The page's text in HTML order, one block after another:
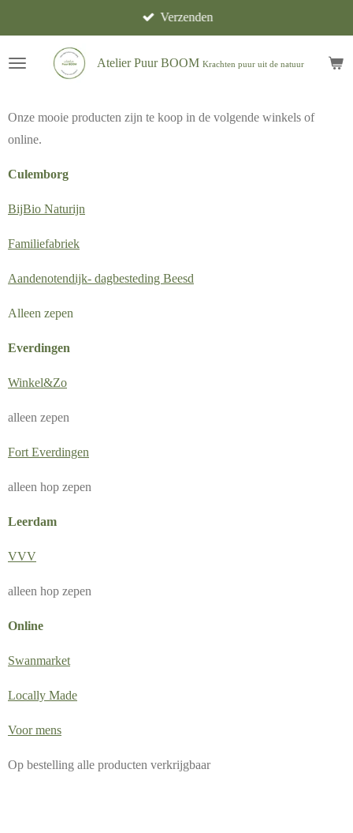
direct
naar
Atelier Puur BOOM Krachten puur uit de natuur
Verzenden
Onze mooie producten zijn te koop in de volgende winkels of
online.
Culemborg
BijBio Naturijn
Familiefabriek
Aandenotendijk- dagbesteding Beesd
Alleen zepen
Everdingen
Winkel&Zo
alleen zepen
Fort Everdingen
alleen hop zepen
Leerdam
VVV
alleen hop zepen
Online
Swanmarket
Locally Made
Voor mens
Op bestelling alle producten verkrijgbaar